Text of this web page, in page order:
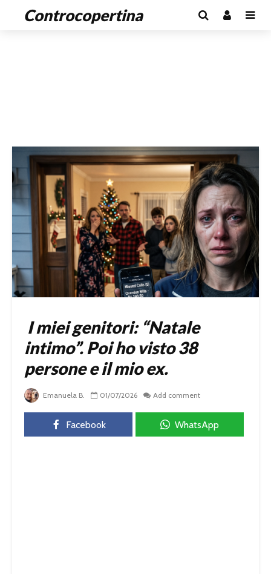
Controcopertina
I miei genitori: “Natale
intimo”. Poi ho visto 38
persone e il mio ex.
Emanuela B. 01/07/2026 Add comment
Facebook WhatsApp